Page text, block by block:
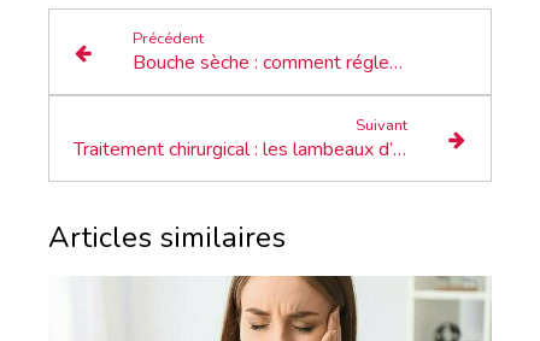
Précédent
Bouche sèche : comment régler les problèmes de débit salivaire ?
Suivant
Traitement chirurgical : les lambeaux d’assainissement
Articles similaires